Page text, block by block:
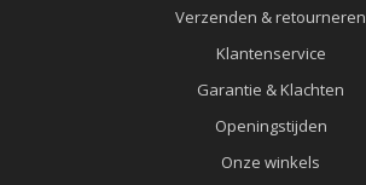
Verzenden & retourneren
Klantenservice
Garantie & Klachten
Openingstijden
Onze winkels